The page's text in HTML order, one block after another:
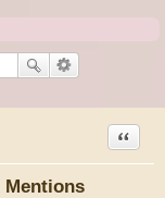
Mentions
Citation